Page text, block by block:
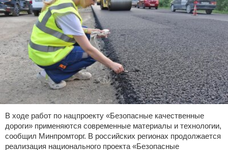
В ходе работ по нацпроекту «Безопасные качественные
дороги» применяются современные материалы и технологии,
сообщил Минпромторг. В российских регионах продолжается
реализация национального проекта «Безопасные